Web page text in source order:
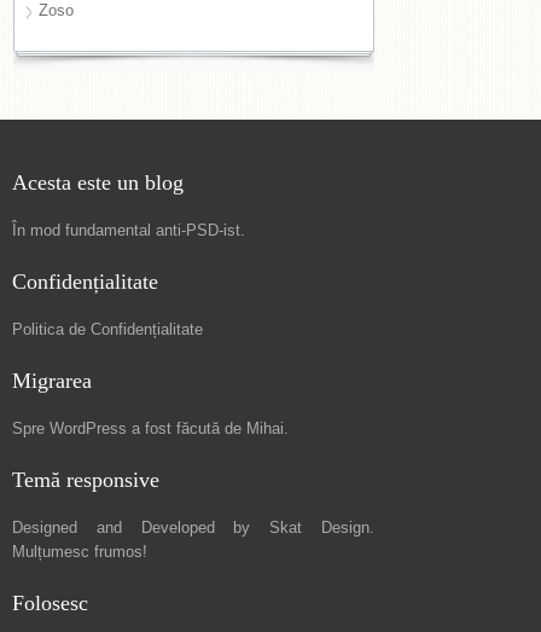
Zoso
Acesta este un blog
În mod fundamental anti-PSD-ist.
Confidențialitate
Politica de Confidențialitate
Migrarea
Spre WordPress a fost făcută de Mihai.
Temă responsive
Designed and Developed by Skat Design.
Mulțumesc frumos!
Folosesc